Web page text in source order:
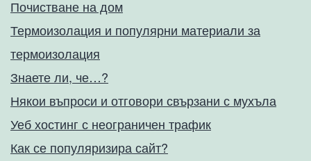
Почистване на дом
Термоизолация и популярни материали за
термоизолация
Знаете ли, че…?
Някои въпроси и отговори свързани с мухъла
Уеб хостинг с неограничен трафик
Как се популяризира сайт?